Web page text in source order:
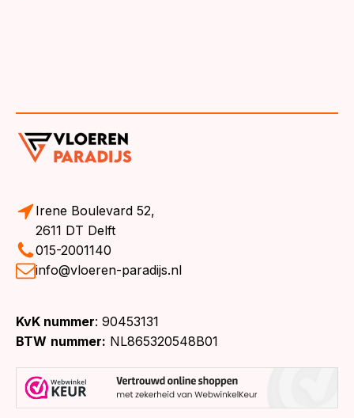
Irene Boulevard 52,
2611 DT Delft
015-2001140
info@vloeren-paradijs.nl
KvK nummer: 90453131
BTW nummer: NL865320548B01